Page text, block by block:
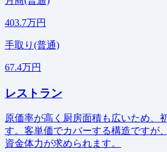
403.7万円
手取り(普通)
67.4万円
レストラン
原価率が高く厨房面積も広いため、
す。客単価でカバーする構造ですが
資金体力が求められます。